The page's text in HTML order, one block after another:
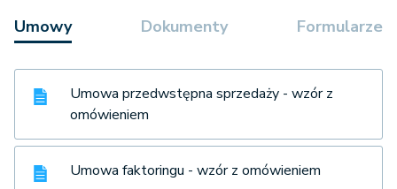
Umowy Dokumenty Formularze
Umowa przedwstępna sprzedaży - wzór z
omówieniem
Umowa faktoringu - wzór z omówieniem